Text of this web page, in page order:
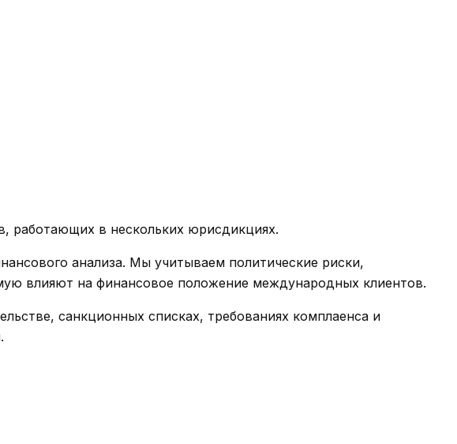
работающих в нескольких юрисдикциях.
анализа. Мы учитываем политические риски,
влияют на финансовое положение международных клиентов.
санкционных списках, требованиях комплаенса и